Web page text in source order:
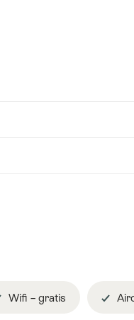
Wifi – gratis